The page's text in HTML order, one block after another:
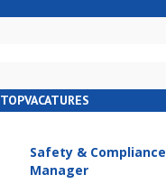
TOPVACATURES
Safety & Compliance
Manager